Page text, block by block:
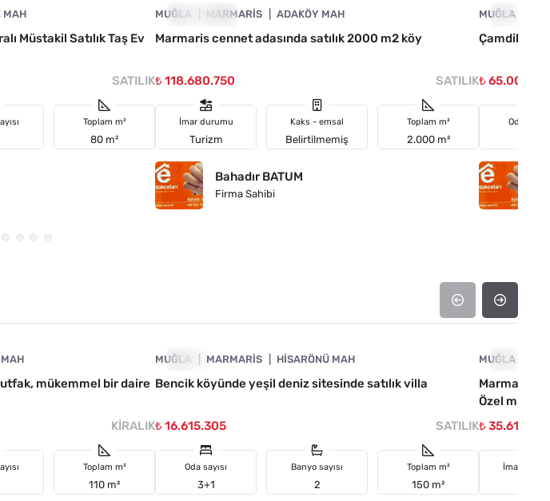
MAH
Müstakil Satılık Taş Ev
SATILIK
Toplam m²
80 m²
ÖNE ÇIKAN
MUĞLA MARMARIS ADAKÖY MAH
Marmaris cennet adasında satılık 2000 m2 köy
₺ 118.680.750 SATILIK
İmar durumu
Turizm
Kaks - emsal
Belirtilmemiş
Toplam m²
2.000 m²
Bahadır BATUM
Firma Sahibi
ÖNE
MUĞLA
Çamdibi
₺ 65.000
Oda
mükemmel bir daire
KIRALIK
Toplam m²
110 m²
ACIL
MUĞLA MARMARIS HISARÖNÜ MAH
Bencik köyünde yeşil deniz sitesinde satılık villa
₺ 16.615.305 SATILIK
Oda sayısı
3+1
Banyo sayısı
2
Toplam m²
150 m²
ACIL
MUĞLA
Marmaris
Özel mülk
₺
İmar